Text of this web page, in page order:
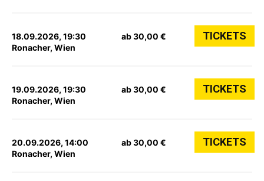
18.09.2026, 19:30
Ronacher, Wien
ab 30,00 € TICKETS
19.09.2026, 19:30
Ronacher, Wien
ab 30,00 € TICKETS
20.09.2026, 14:00
Ronacher, Wien
ab 30,00 € TICKETS